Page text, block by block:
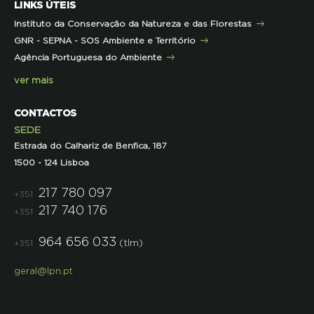
Pareceres
Parcerias
Projetos
Semana do Jornalismo de Ambiente 2023
Projetos
Outras Formações
LINKS ÚTEIS
Instituto da Conservação da Natureza e das Florestas
GNR - SEPNA - SOS Ambiente e Território
Agência Portuguesa do Ambiente
ver mais
CONTACTOS
SEDE
Estrada do Calhariz de Benfica, 187
1500 - 124 Lisboa
+351 217 780 097
+351 217 740 176
+351 964 656 033 (tlm)
geral@lpn.pt